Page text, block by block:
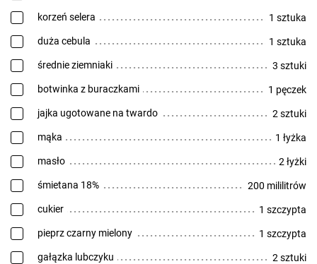
korzeń selera 1 sztuka
duża cebula 1 sztuka
średnie ziemniaki 3 sztuki
botwinka z buraczkami 1 pęczek
jajka ugotowane na twardo 2 sztuki
mąka 1 łyżka
masło 2 łyżki
śmietana 18% 200 mililitrów
cukier 1 szczypta
pieprz czarny mielony 1 szczypta
gałązka lubczyku 2 sztuki